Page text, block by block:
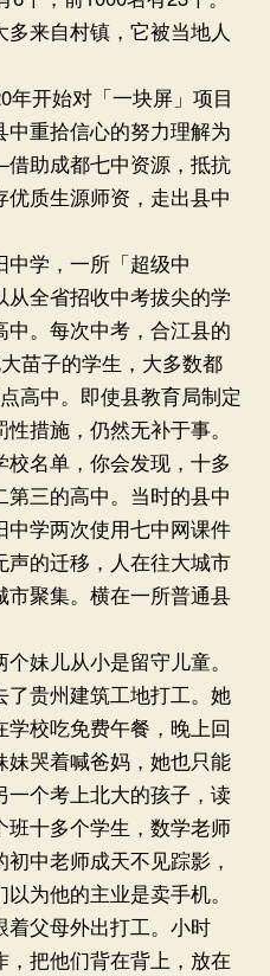
来自村镇，它被当地人
开始对「一块屏」项目
重拾信心的努力理解为
助成都七中资源，抵抗
质生源师资，走出县中
学，一所「超级中
全省招收中考拔尖的学
。每次中考，合江县的
苗子的学生，大多数都
高中。即使县教育局制定
措施，仍然无补于事。
名单，你会发现，十多
三的高中。当时的县中
学两次使用七中网课件
的迁移，人在往大城市
聚集。横在一所普通县
妹儿从小是留守儿童。
贵州建筑工地打工。她
校吃免费午餐，晚上回
哭着喊爸妈，她也只能
个考上北大的孩子，读
十多个学生，数学老师
中老师成天不见踪影，
为他的主业是卖手机。
父母外出打工。小时
把他们背在背上，放在